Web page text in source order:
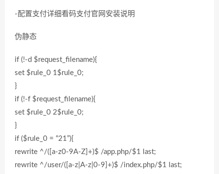
-配置支付详细看码支付官网安装说明
伪静态
if (!-d $request_filename){
set $rule_0 1$rule_0;
}
if (!-f $request_filename){
set $rule_0 2$rule_0;
}
if ($rule_0 = “21”){
rewrite ^/([a-z0-9A-Z]+)$ /app.php/$1 last;
rewrite ^/user/([a-z|A-z|0-9]+)$ /index.php/$1 last;